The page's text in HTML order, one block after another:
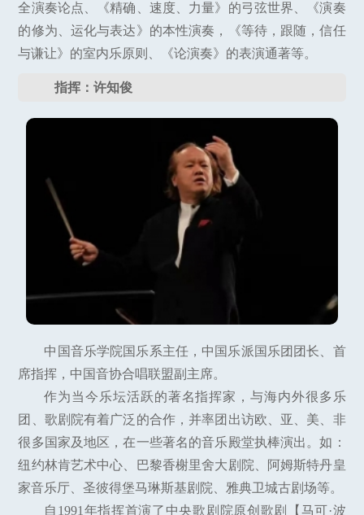
全演奏论点、《精确、速度、力量》的弓弦世界、《演奏
的修为、运化与表达》的本性演奏，《等待，跟随，信任
与谦让》的室内乐原则、《论演奏》的表演通著等。
指挥：许知俊
中国音乐学院国乐系主任，中国乐派国乐团团长、首
席指挥，中国音协合唱联盟副主席。
作为当今乐坛活跃的著名指挥家，与海内外很多乐
团、歌剧院有着广泛的合作，并率团出访欧、亚、美、非
很多国家及地区，在一些著名的音乐殿堂执棒演出。如：
纽约林肯艺术中心、巴黎香榭里舍大剧院、阿姆斯特丹皇
家音乐厅、圣彼得堡马琳斯基剧院、雅典卫城古剧场等。
自1991年指挥首演了中央歌剧院原创歌剧【马可·波